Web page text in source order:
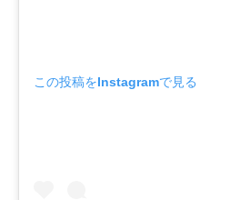
この投稿をInstagramで見る